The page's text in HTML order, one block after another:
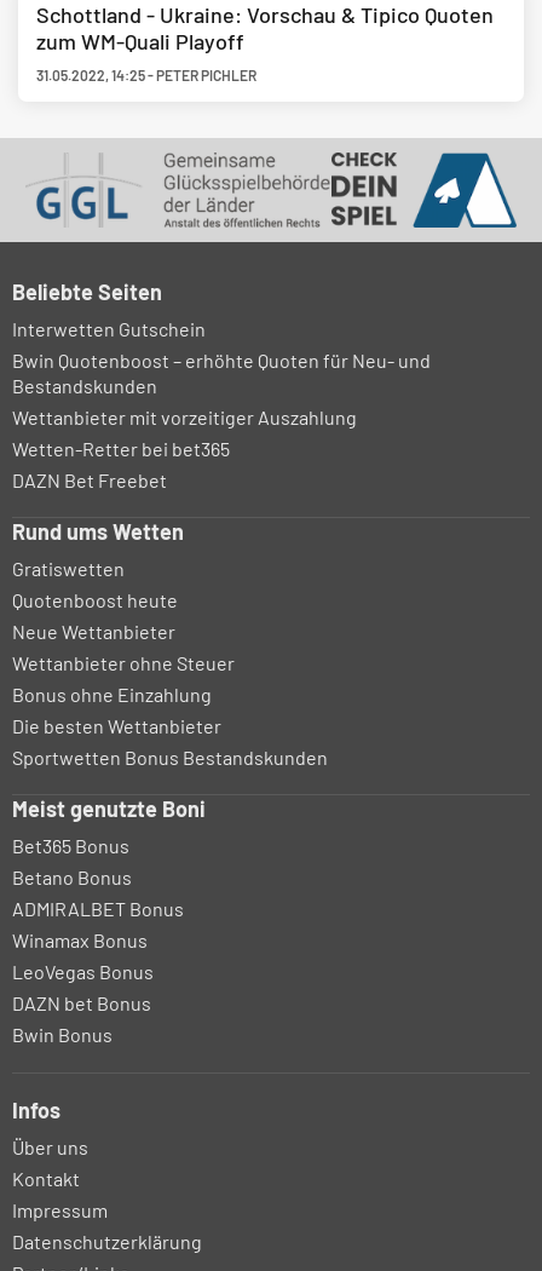
Schottland - Ukraine: Vorschau & Tipico Quoten
zum WM-Quali Playoff
31.05.2022,14:25-PETER PICHLER
Beliebte Seiten
Interwetten Gutschein
Bwin Quotenboost – erhöhte Quoten für Neu- und
Bestandskunden
Wettanbieter mit vorzeitiger Auszahlung
Wetten-Retter bei bet365
DAZN Bet Freebet
Rund ums Wetten
Gratiswetten
Quotenboost heute
Neue Wettanbieter
Wettanbieter ohne Steuer
Bonus ohne Einzahlung
Die besten Wettanbieter
Sportwetten Bonus Bestandskunden
Meist genutzte Boni
Bet365 Bonus
Betano Bonus
ADMIRALBET Bonus
Winamax Bonus
LeoVegas Bonus
DAZN bet Bonus
Bwin Bonus
Infos
Über uns
Kontakt
Impressum
Datenschutzerklärung